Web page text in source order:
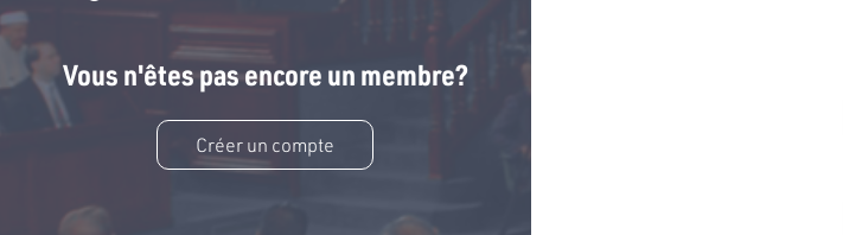
Vous n'êtes pas encore un membre?
Créer un compte